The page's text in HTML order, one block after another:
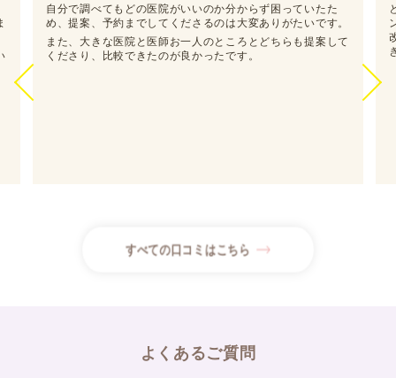
○○矯正歯科医院ホームページURL ◆
おすすめポイント
・院長が日本矯正歯科学会の認定医
・平日夜20時までかつ土日祝も診療で
とてもご親切、ご丁寧にご対応いただきました。前回のカウ
ンセリング踏まえ不安などお伝えしたところ、内容にそって
改めて医院を探していただいたりと、手厚くサポートいただ
き感謝しております。
すべての口コミはこちら
よくあるご質問